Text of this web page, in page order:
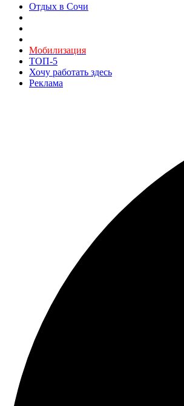
Отдых в Сочи
Мобилизация
ТОП-5
Хочу работать здесь
Реклама